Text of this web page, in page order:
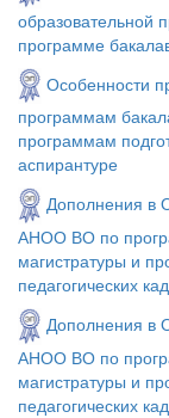
образовательной
программе
Особенности
программам
программам
аспирантуре
​Дополнения в
АНОО ВО по
магистратуры и
педагогических
Дополнения в
АНОО ВО по
магистратуры и
педагогических